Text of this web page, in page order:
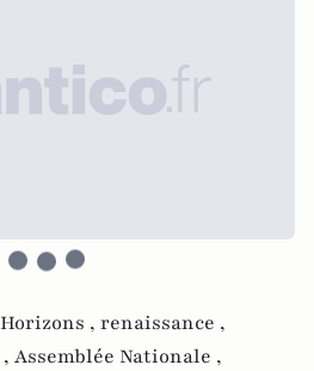
Horizons , renaissance ,
Assemblée Nationale ,